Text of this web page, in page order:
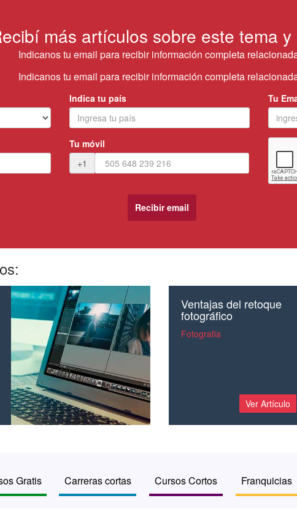
más artículos sobre este tema y
Indicanos tu email para recibir información completa
Indicanos tu email para recibir información completa
Indica tu país Tu
Tu móvil
+1
Ventajas del retoque
fotográfico
Fotografia
Ver Artículo
Gratis Carreras cortas Cursos Cortos Franquicias